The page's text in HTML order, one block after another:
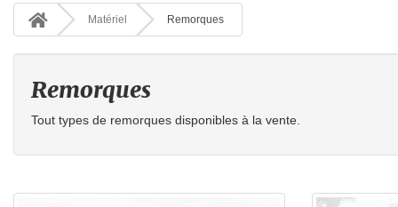
Matériel Remorques
Remorques
Tout types de remorques disponibles à la vente.